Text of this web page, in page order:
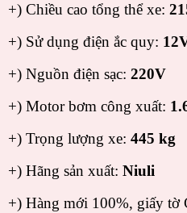
+) Chiều cao tổng thể xe:
+) Sử dụng điện ắc quy:
+) Nguồn điện sạc: 220V
+) Motor bơm công xuất:
+) Trọng lượng xe: 445 kg
+) Hãng sản xuất: Niuli
+) Hàng mới 100%, giấy tờ